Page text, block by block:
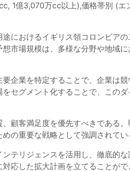
1億3,070万cc以上),価格帯別 (エ
におけるイギリス領コロンビア
市場規模は、多様な分野や地域
企業を特定することで、企業は
セグメント化することで、この
顧客満足度を優先すべきである
の重要な戦略として強調されてい
テリジェンスを活用し、徹底的な
応した拡大計画を立てることがで